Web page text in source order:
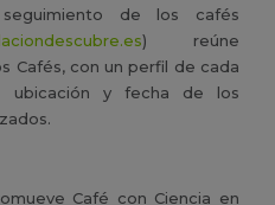
de los cafés
) reúne
Cafés, con un perfil de cada
ubicación y fecha de los
Café con Ciencia en